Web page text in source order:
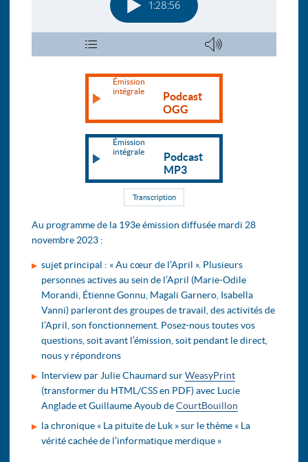
Émission
intégrale
Podcast
OGG
Émission
intégrale
Podcast
MP3
Transcription
Au programme de la 193e émission diffusée mardi 28
novembre 2023 :
sujet principal : « Au cœur de l’April ». Plusieurs
personnes actives au sein de l’April (Marie-Odile
Morandi, Étienne Gonnu, Magali Garnero, Isabella
Vanni) parleront des groupes de travail, des activités de
l’April, son fonctionnement. Posez-nous toutes vos
questions, soit avant l’émission, soit pendant le direct,
nous y répondrons
Interview par Julie Chaumard surWeasyPrint
(transformer du HTML/CSS en PDF) avec Lucie
Anglade et Guillaume Ayoub deCourtBouillon
la chronique « La pituite de Luk » sur le thème « La
vérité cachée de l’informatique merdique »